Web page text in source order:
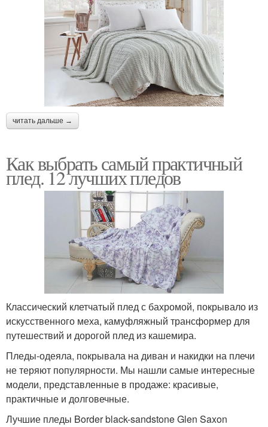
читать дальше →
Как выбрать самый практичный
плед. 12 лучших пледов
Классический клетчатый плед с бахромой, покрывало из
искусственного меха, камуфляжный трансформер для
путешествий и дорогой плед из кашемира.
Пледы-одеяла, покрывала на диван и накидки на плечи
не теряют популярности. Мы нашли самые интересные
модели, представленные в продаже: красивые,
практичные и долговечные.
Лучшие пледы Border black-sandstone Glen Saxon